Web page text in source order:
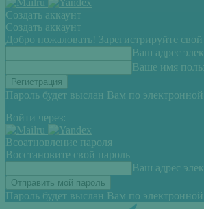
Создать аккаунт
Создать аккаунт
Добро пожаловать! Зарегистрируйте свой
Ваш адрес
Ваше имя
Пароль будет выслан Вам по
Войти через:
Всоатновление пароля
Восстановите свой пароль
Ваш адрес
Пароль будет выслан Вам по